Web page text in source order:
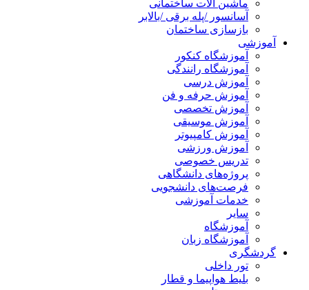
ماشین آلات ساختمانی
آسانسور /پله برقی /بالابر
بازسازی ساختمان
آموزشی
آموزشگاه کنکور
آموزشگاه رانندگی
آموزش درسی
آموزش حرفه و فن
آموزش تخصصی
آموزش موسیقی
آموزش کامپیوتر
آموزش ورزشی
تدریس خصوصی
پروژه‌های دانشگاهی
فرصت‌های دانشجویی
خدمات آموزشی
سایر
آموزشگاه
آموزشگاه زبان
گردشگری
تور داخلی
بلیط هواپیما و قطار